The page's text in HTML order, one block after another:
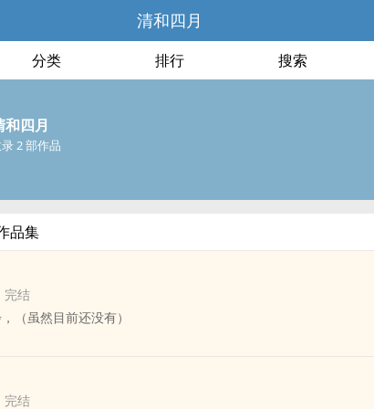
清和四月
分类 排行 搜索
和四月
2 部作品
品集
完结
（虽然目前还没有）
完结